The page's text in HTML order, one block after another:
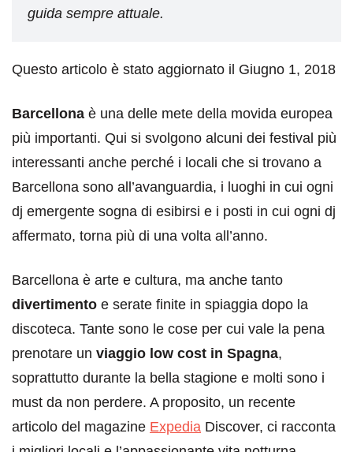
guida sempre attuale.
Questo articolo è stato aggiornato il Giugno 1, 2018
Barcellona è una delle mete della movida europea
più importanti. Qui si svolgono alcuni dei festival più
interessanti anche perché i locali che si trovano a
Barcellona sono all’avanguardia, i luoghi in cui ogni
dj emergente sogna di esibirsi e i posti in cui ogni dj
affermato, torna più di una volta all’anno.
Barcellona è arte e cultura, ma anche tanto
divertimento e serate finite in spiaggia dopo la
discoteca. Tante sono le cose per cui vale la pena
prenotare un viaggio low cost in Spagna,
soprattutto durante la bella stagione e molti sono i
must da non perdere. A proposito, un recente
articolo del magazine Expedia Discover, ci racconta